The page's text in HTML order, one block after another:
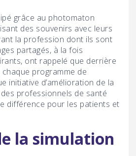
grâce au photomaton
des souvenirs avec leurs
la profession dont ils sont
partagés, à la fois
ont rappelé que derrière
programme de
initiative d’amélioration de la
professionnels de santé
différence pour les patients et
la simulation